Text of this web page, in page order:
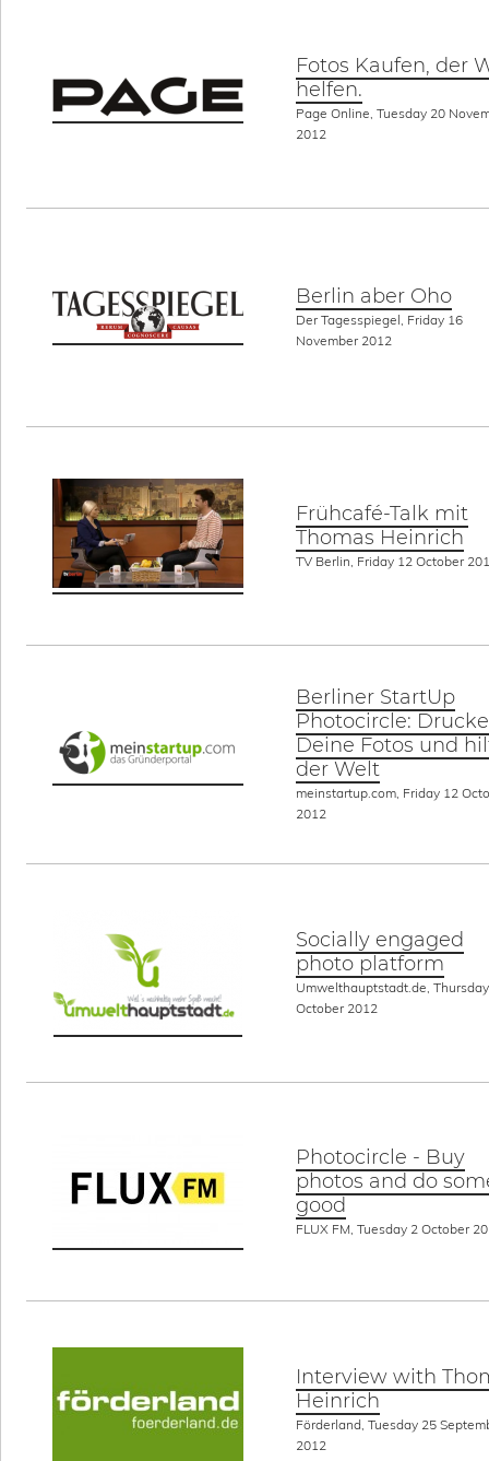
Fotos Kaufen, der
helfen.
Page Online, Tuesday 20
2012
Berlin aber Oho
Der Tagesspiegel, Friday 16
November 2012
Frühcafé-Talk mit
Thomas Heinrich
TV Berlin, Friday 12 October
Berliner StartUp
Photocircle: Drucke
Deine Fotos und
der Welt
meinstartup.com, Friday 12
2012
Socially engaged
photo platform
Umwelthauptstadt.de,
October 2012
Photocircle - Buy
photos and do
good
FLUX FM, Tuesday 2 October
Interview with
Heinrich
Förderland, Tuesday 25
2012